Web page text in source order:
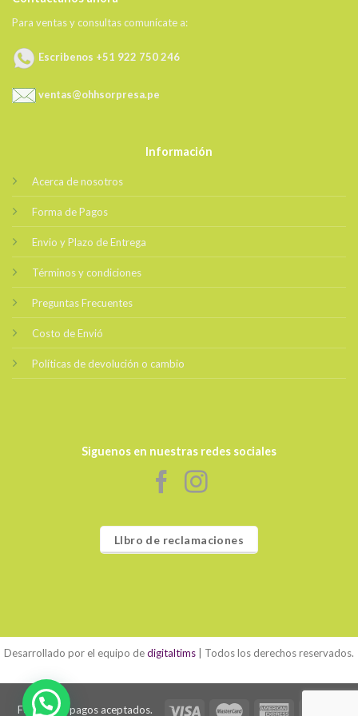
Para ventas y consultas comunícate a:
Escribenos +51 922 750 246
ventas@ohhsorpresa.pe
Información
Acerca de nosotros
Forma de Pagos
Envio y Plazo de Entrega
Términos y condiciones
Preguntas Frecuentes
Costo de Envió
Políticas de devolución o cambio
Siguenos en nuestras redes sociales
LIbro de reclamaciones
Desarrollado por el equipo dedigitaltims | Todos los derechos reservados.
Formas de pagos aceptados.